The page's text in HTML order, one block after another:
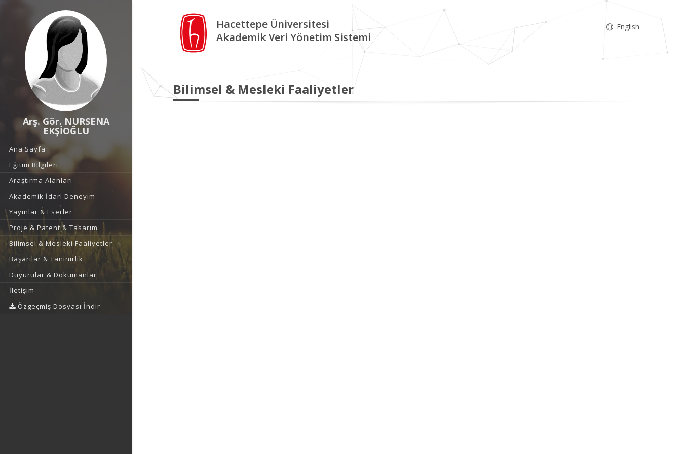
Arş. Gör. NURSENA
EKŞİOĞLU
Ana Sayfa
Eğitim Bilgileri
Araştırma Alanları
Akademik İdari Deneyim
Yayınlar & Eserler
Proje & Patent & Tasarım
Bilimsel & Mesleki Faaliyetler
Başarılar & Tanınırlık
Duyurular & Dokümanlar
İletişim
Özgeçmiş Dosyası İndir
Hacettepe Üniversitesi
Akademik Veri Yönetim Sistemi
English
Bilimsel & Mesleki Faaliyetler